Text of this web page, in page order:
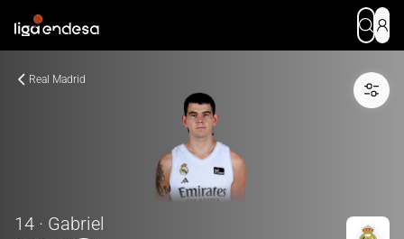
Real Madrid
14 · Gabriel